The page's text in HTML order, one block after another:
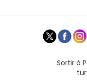
Sortir à